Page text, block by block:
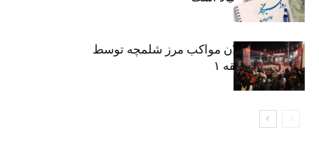
نکوداشت فعالان مواکب مرز شلمچه توسط
شهرداری منطقه ۱